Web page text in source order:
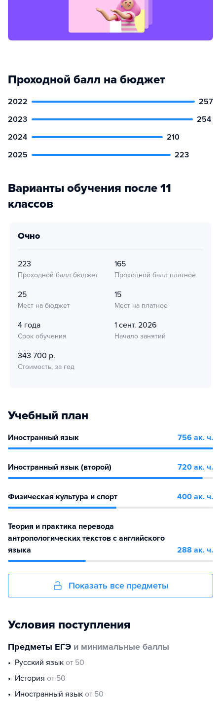
Проходной балл на бюджет
2022
257
2023
254
2024
210
2025
223
Варианты обучения после 11
классов
очно
223
Проходной балл бюджет
165
Проходной балл платное
25
Мест на бюджет
15
Мест на платное
4 года
Срок обучения
1 сент. 2026
Начало занятий
343 700 р.
Стоимость, за год
Учебный план
Иностранный язык 756 ак. ч.
Иностранный язык (второй) 720 ак. ч.
Физическая культура и спорт 400 ак. ч.
Теория и практика перевода
антропологических текстов с английского
языка
288 ак. ч.
Показать все предметы
Условия поступления
Предметы ЕГЭ и минимальные баллы
русский язык от 50
история от 50
иностранный язык от 50